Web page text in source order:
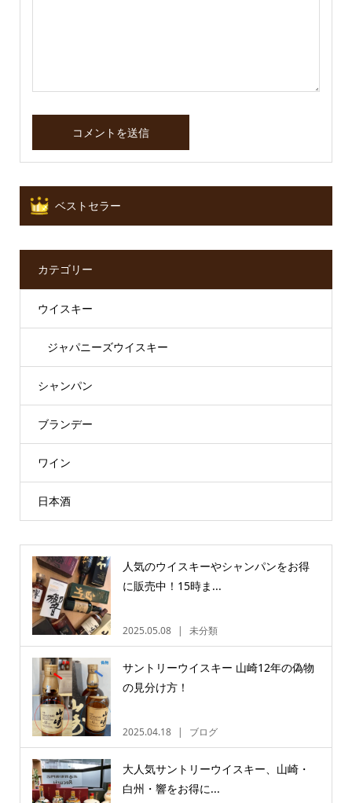
ベストセラー
カテゴリー
ウイスキー
ジャパニーズウイスキー
シャンパン
ブランデー
ワイン
日本酒
人気のウイスキーやシャンパンをお得
に販売中！15時ま...
2025.05.08 未分類
サントリーウイスキー 山崎12年の偽物
の見分け方！
2025.04.18 ブログ
大人気サントリーウイスキー、山崎・
白州・響をお得に...